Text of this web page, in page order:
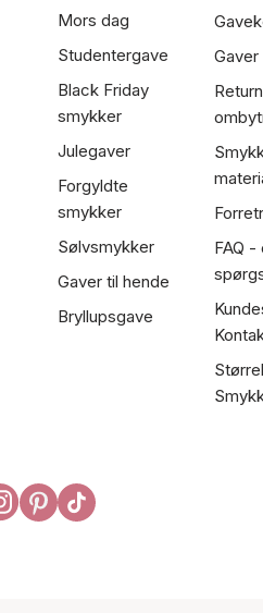
Mors dag
Studentergave
Black Friday
smykker
Julegaver
Forgyldte
smykker
Sølvsmykker
Gaver til hende
Bryllupsgave
FAQ